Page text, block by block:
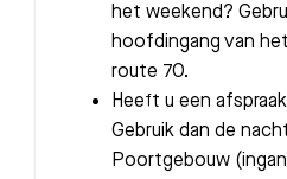
het weekend?
hoofdingang van
route 70.
Heeft u een
Gebruik dan de
Poortgebouw